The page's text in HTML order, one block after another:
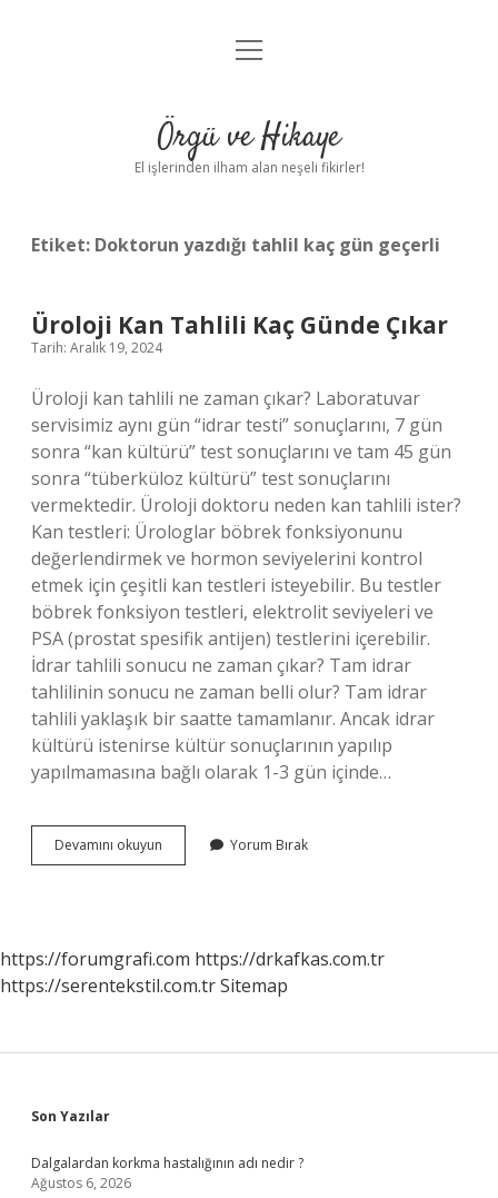
Anasayfa
Yasal Uyarı
menüyü
Örgü ve Hikaye
El işlerinden ilham alan neşeli fikirler!
Etiket: Doktorun yazdığı tahlil kaç gün geçerli
Üroloji Kan Tahlili Kaç Günde Çıkar
Tarih: Aralık 19, 2024
Üroloji kan tahlili ne zaman çıkar? Laboratuvar
servisimiz aynı gün “idrar testi” sonuçlarını, 7 gün
sonra “kan kültürü” test sonuçlarını ve tam 45 gün
sonra “tüberküloz kültürü” test sonuçlarını
vermektedir. Üroloji doktoru neden kan tahlili ister?
Kan testleri: Ürologlar böbrek fonksiyonunu
değerlendirmek ve hormon seviyelerini kontrol
etmek için çeşitli kan testleri isteyebilir. Bu testler
böbrek fonksiyon testleri, elektrolit seviyeleri ve
PSA (prostat spesifik antijen) testlerini içerebilir.
İdrar tahlili sonucu ne zaman çıkar? Tam idrar
tahlilinin sonucu ne zaman belli olur? Tam idrar
tahlili yaklaşık bir saatte tamamlanır. Ancak idrar
kültürü istenirse kültür sonuçlarının yapılıp
yapılmamasına bağlı olarak 1-3 gün içinde…
Devamını okuyun
Kan
Yorum Bırak
https://forumgrafi.com https://drkafkas.com.tr
https://serentekstil.com.trSitemap
Sidebar
Son Yazılar
Dalgalardan korkma hastalığının adı nedir ?
Ağustos 6, 2026